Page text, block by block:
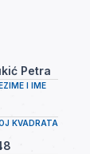
I IME
Petra
KVADRATA